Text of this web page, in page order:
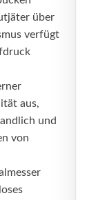
über
verfügt
aus,
und
von